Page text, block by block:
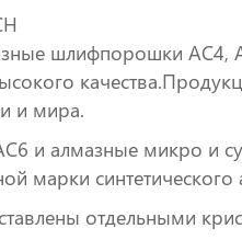
шлифпорошки
и мира.
и алмазные микро и
марки
отдельными